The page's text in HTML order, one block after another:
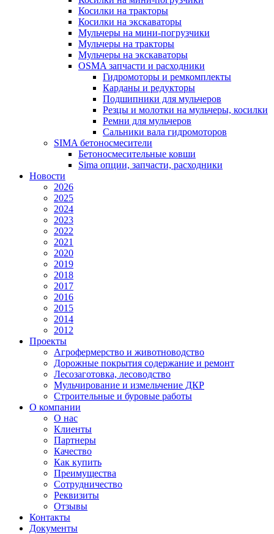
Косилки на тракторы
Косилки на экскаваторы
Мульчеры на мини-погрузчики
Мульчеры на тракторы
Мульчеры на экскаваторы
OSMA запчасти и расходники
Гидромоторы и ремкомплекты
Карданы и редукторы
Подшипники для мульчеров
Резцы и молотки на мульчеры, косилки
Ремни для мульчеров
Сальники вала гидромоторов
SIMA бетоносмесители
Бетоносмесительные ковши
Sima опции, запчасти, расходники
Новости
2026
2025
2024
2023
2022
2021
2020
2019
2018
2017
2016
2015
2014
2012
Проекты
Агрофермерство и животноводство
Дорожные покрытия содержание и ремонт
Лесозаготовка, лесоводство
Мульчирование и измельчение ДКР
Строительные и буровые работы
О компании
О нас
Клиенты
Партнеры
Качество
Как купить
Преимущества
Сотрудничество
Реквизиты
Отзывы
Контакты
Документы